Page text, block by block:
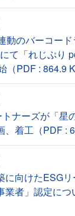
動のバーコー
て「れじぷり
（PDF : 864.9
ナーズが「星
着工（PDF :
に向けたESG
業者」認定につ